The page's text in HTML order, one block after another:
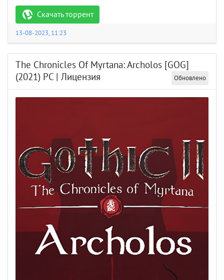
Скачать торрент
13-08-2023, 11:23
The Chronicles Of Myrtana: Archolos [GOG]
(2021) PC | Лицензия
Обновлено